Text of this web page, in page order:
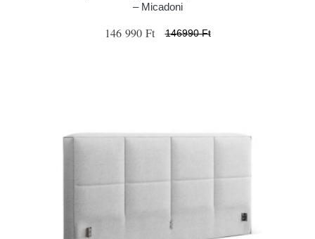
– Micadoni
146 990 Ft 146990 Ft